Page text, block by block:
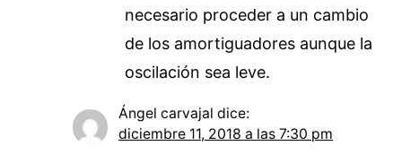
necesario proceder a un cambio
de los amortiguadores aunque la
oscilación sea leve.
Ángel carvajal dice:
diciembre 11, 2018 a las 7:30 pm